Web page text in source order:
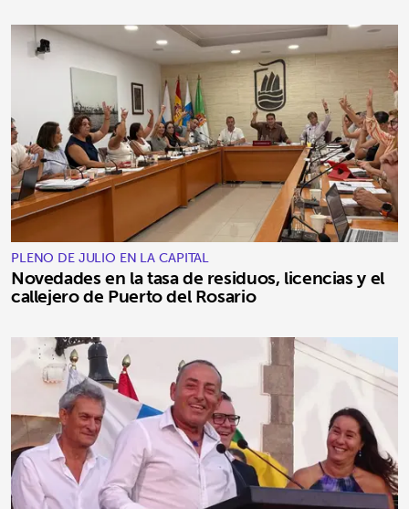
PLENO DE JULIO EN LA CAPITAL
Novedades en la tasa de residuos, licencias y el
callejero de Puerto del Rosario